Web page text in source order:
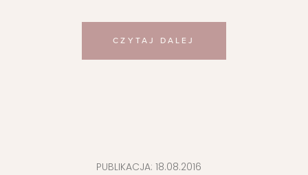
CZYTAJ DALEJ
PUBLIKACJA: 18.08.2016